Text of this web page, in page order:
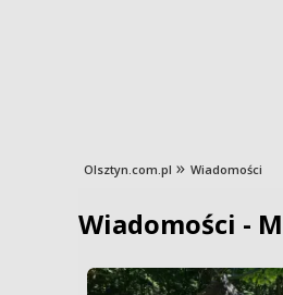
Olsztyn.com.pl Wiadomości
Wiadomości -